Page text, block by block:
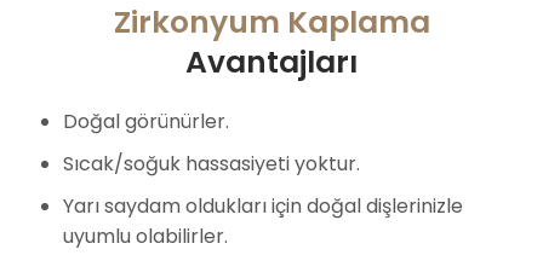
Zirkonyum Kaplama
Avantajları
Doğal görünürler.
Sıcak/soğuk hassasiyeti yoktur.
Yarı saydam oldukları için doğal dişlerinizle
uyumlu olabilirler.